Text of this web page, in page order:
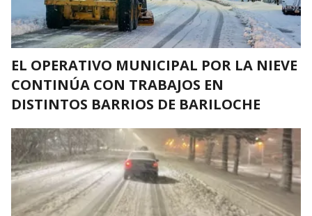
EL OPERATIVO MUNICIPAL POR LA NIEVE
CONTINÚA CON TRABAJOS EN
DISTINTOS BARRIOS DE BARILOCHE